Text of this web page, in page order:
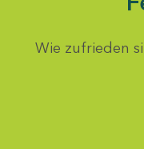
Wie zufrieden